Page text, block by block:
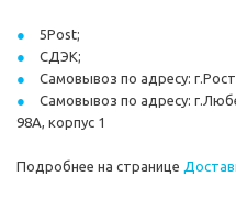
5Post;
СДЭК;
Самовывоз по адресу:
Самовывоз по адресу:
98А, корпус 1
Подробнее на странице